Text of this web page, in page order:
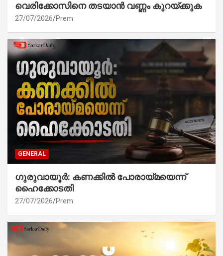
വെരിക്കോസിനെ തടയാൻ വണ്ണം കുറയ്ക്കുക
27/07/2026 Prem
GENERAL
ഗുരുവായൂർ: കണക്കിൽ പോരായ്മയെന്ന്
ഹൈക്കോടതി
27/07/2026 Prem